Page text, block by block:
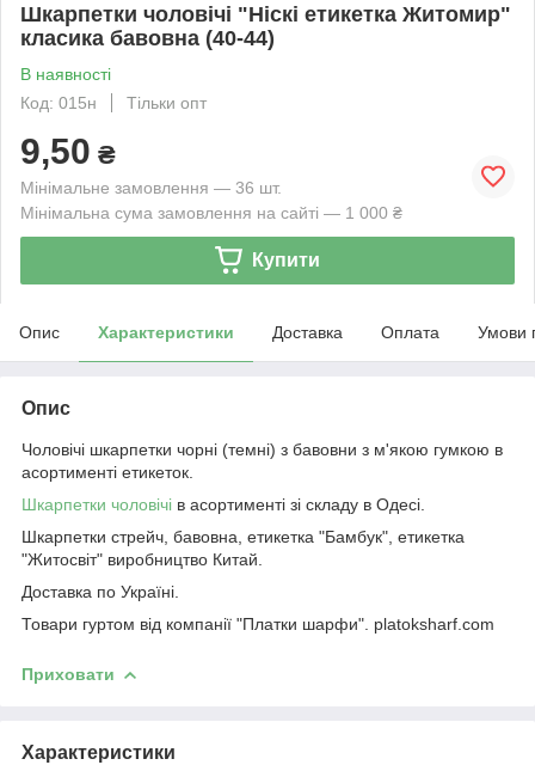
Шкарпетки чоловічі "Ніскі етикетка Житомир"
класика бавовна (40-44)
В наявності
Код: 015н
Тільки опт
9,50 ₴
Мінімальне замовлення — 36 шт.
Мінімальна сума замовлення на сайті — 1 000 ₴
Купити
Опис Характеристики Доставка Оплата Умови
Опис
Чоловічі шкарпетки чорні (темні) з бавовни з м'якою гумкою в
асортименті етикеток.
Шкарпетки чоловічі в асортименті зі складу в Одесі.
Шкарпетки стрейч, бавовна, етикетка "Бамбук", етикетка
"Житосвіт" виробництво Китай.
Доставка по Україні.
Товари гуртом від компанії "Платки шарфи". platoksharf.com
Приховати
Характеристики